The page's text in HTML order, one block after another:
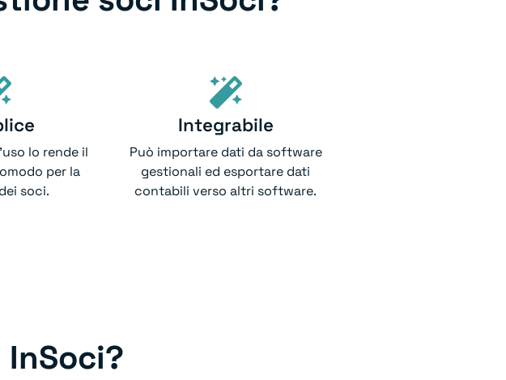
lo rende il
per la
soci.
Integrabile
Può importare dati da software
gestionali ed esportare dati
contabili verso altri software.